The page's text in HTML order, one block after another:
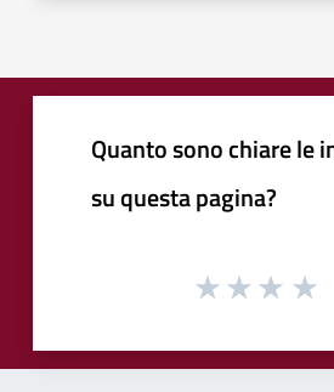
Quanto sono chiare le
su questa pagina?